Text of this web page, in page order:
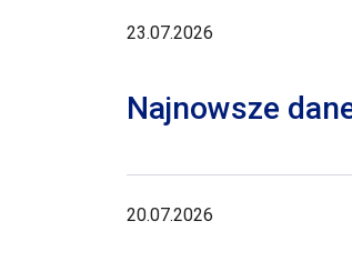
23.07.2026
Najnowsze
20.07.2026